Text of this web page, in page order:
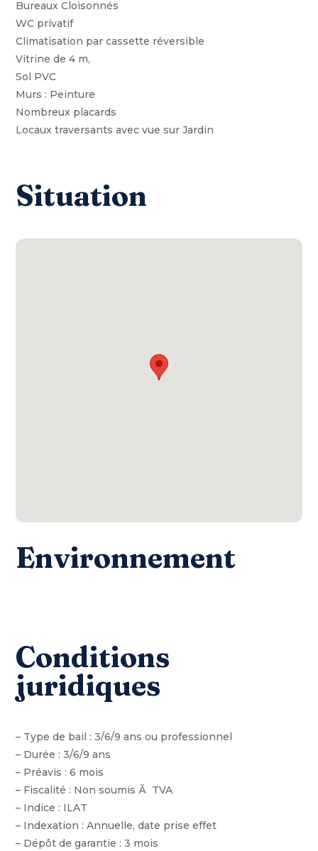
Bureaux Cloisonnés
WC privatif
Climatisation par cassette réversible
Vitrine de 4 m,
Sol PVC
Murs : Peinture
Nombreux placards
Locaux traversants avec vue sur Jardin
Situation
Environnement
Conditions
juridiques
– Type de bail : 3/6/9 ans ou professionnel
– Durée : 3/6/9 ans
– Préavis : 6 mois
– Fiscalité : Non soumis Ã TVA
– Indice : ILAT
– Indexation : Annuelle, date prise effet
– Dépôt de garantie : 3 mois